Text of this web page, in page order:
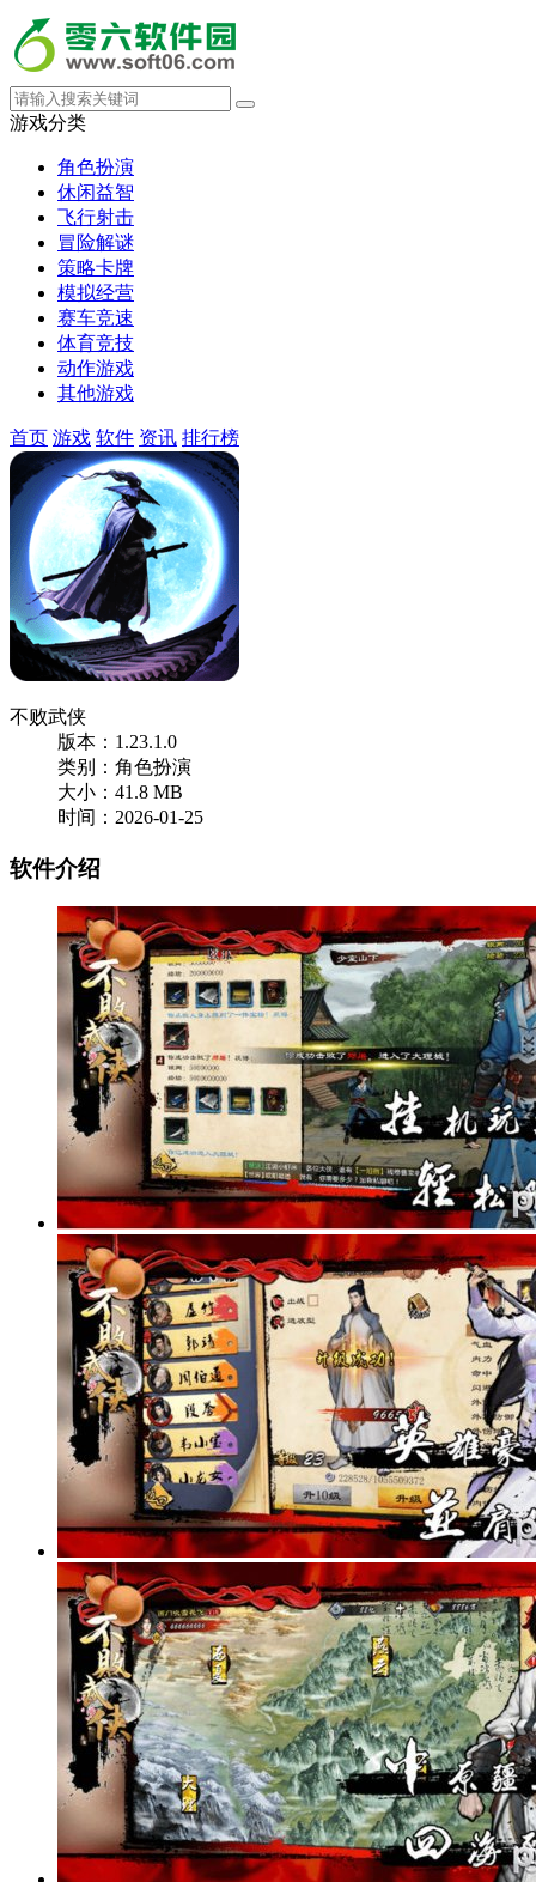
游戏分类
角色扮演
休闲益智
飞行射击
冒险解谜
策略卡牌
模拟经营
赛车竞速
体育竞技
动作游戏
其他游戏
首页 游戏 软件 资讯 排行榜
不败武侠
版本：1.23.1.0
类别：角色扮演
大小：41.8 MB
时间：2026-01-25
软件介绍